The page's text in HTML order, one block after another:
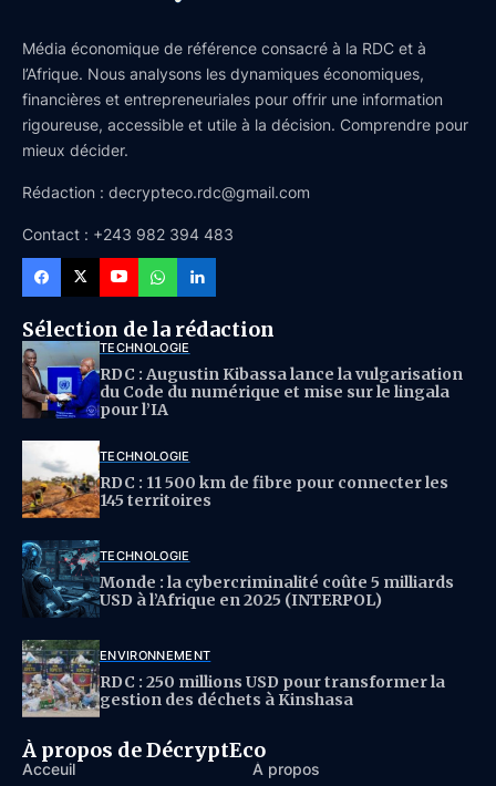
Média économique de référence consacré à la RDC et à
l’Afrique. Nous analysons les dynamiques économiques,
financières et entrepreneuriales pour offrir une information
rigoureuse, accessible et utile à la décision. Comprendre pour
mieux décider.
Rédaction : decrypteco.rdc@gmail.com
Contact : +243 982 394 483
Sélection de la rédaction
TECHNOLOGIE
RDC : Augustin Kibassa lance la vulgarisation
du Code du numérique et mise sur le lingala
pour l’IA
TECHNOLOGIE
RDC : 11 500 km de fibre pour connecter les
145 territoires
TECHNOLOGIE
Monde : la cybercriminalité coûte 5 milliards
USD à l’Afrique en 2025 (INTERPOL)
ENVIRONNEMENT
RDC : 250 millions USD pour transformer la
gestion des déchets à Kinshasa
À propos de DécryptEco
Acceuil À propos